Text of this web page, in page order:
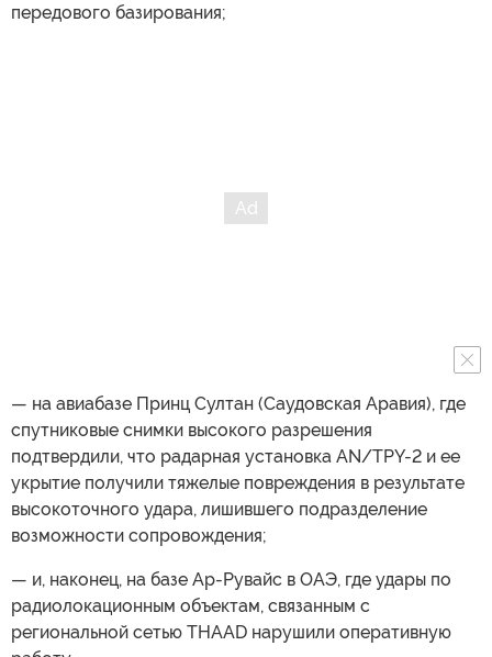
передового базирования;
— на авиабазе Принц Султан (Саудовская Аравия), где
спутниковые снимки высокого разрешения
подтвердили, что радарная установка AN/TPY-2 и ее
укрытие получили тяжелые повреждения в результате
высокоточного удара, лишившего подразделение
возможности сопровождения;
— и, наконец, на базе Ар-Рувайс в ОАЭ, где удары по
радиолокационным объектам, связанным с
региональной сетью THAAD нарушили оперативную